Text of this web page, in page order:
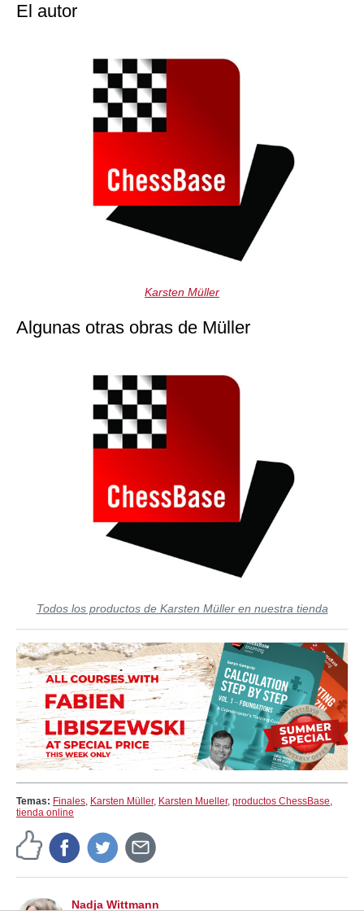
El autor
Karsten Müller
Algunas otras obras de Müller
Todos los productos de Karsten Müller en nuestra tienda
Temas: Finales, Karsten Müller, Karsten Mueller, productos ChessBase,
tienda online
Nadja Wittmann